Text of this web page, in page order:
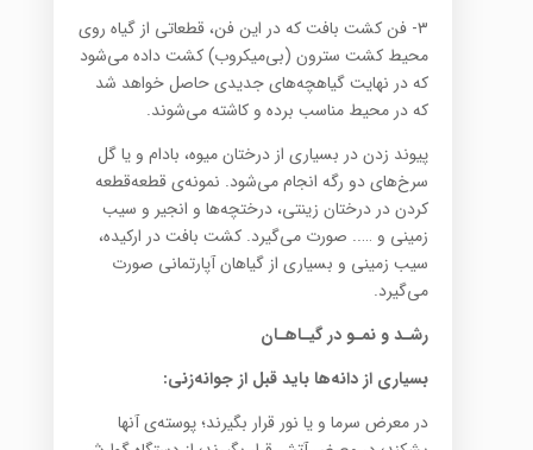
۳- فن کشت بافت که در این فن، قطعاتی از گیاه روی
محیط کشت سترون (بی‌میکروب) کشت داده می‌شود
که در نهایت گیاهچه‌ها‌ی جدیدی حاصل خواهد شد
که در محیط مناسب برده و کاشته می‌شوند.
پیوند زدن در بسیاری از درختان میوه، بادام و یا گل
سرخ‌ها‌ی دو رگه انجام می‌شود. نمونه‌ی قطعه‌قطعه
کردن در درختان زینتی، درختچه‌ها و انجیر و سیب
زمینی و ….. صورت می‌گیرد. کشت بافت در ارکیده،
سیب زمینی و بسیاری از گیاهان آپارتمانی صورت
می‌گیرد.
رشـد و نمـو در گیـاهـان
بسیاری از دانه‌ها باید قبل از جوانه‌زنی:
در معرض سرما و یا نور قرار بگیرند؛ پوسته‌ی آنها